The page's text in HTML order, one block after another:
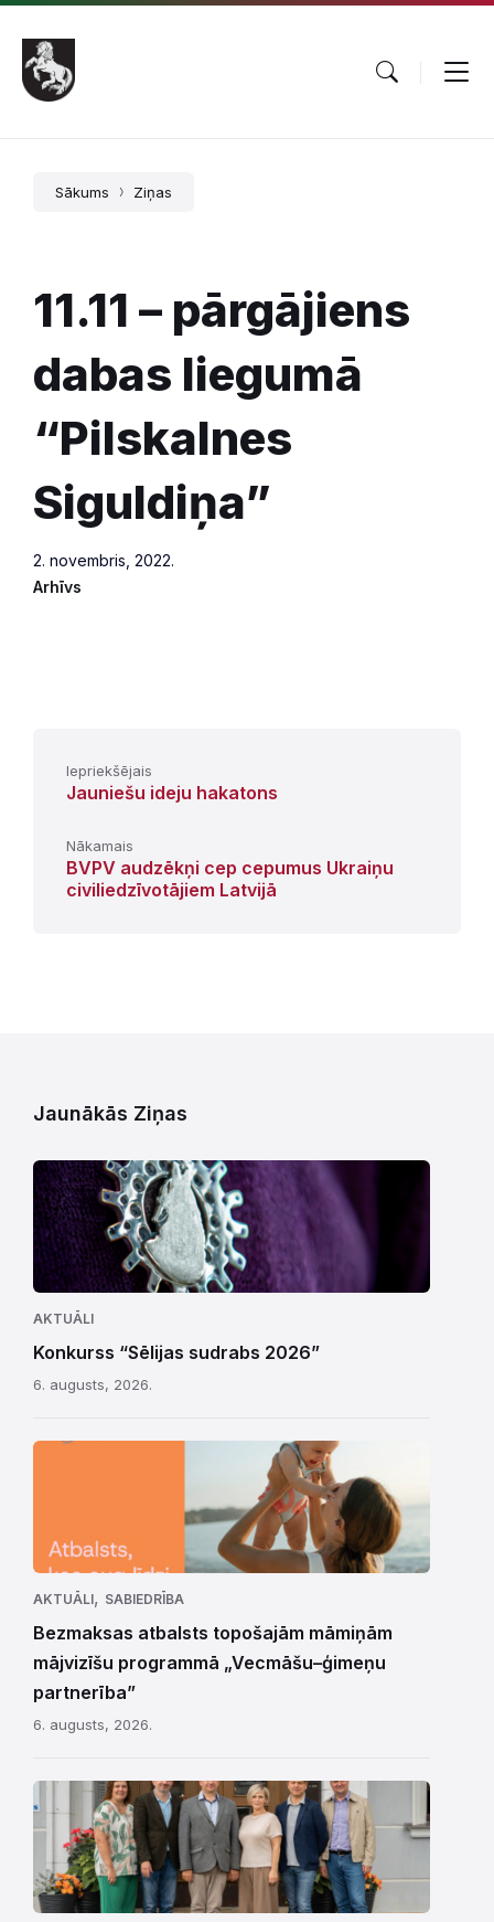
Pāriet
saturu
Skip
main
navigation
Skip
footer
Sākums Ziņas
11.11 – pārgājiens
dabas liegumā
“Pilskalnes
Siguldiņa”
2. novembris, 2022.
Arhīvs
Iepriekšējais
Jauniešu ideju hakatons
Nākamais
BVPV audzēkņi cep cepumus Ukraiņu
civiliedzīvotājiem Latvijā
Jaunākās Ziņas
AKTUĀLI
Konkurss “Sēlijas sudrabs 2026”
6. augusts, 2026.
AKTUĀLI, SABIEDRĪBA
Bezmaksas atbalsts topošajām māmiņām
mājvizīšu programmā „Vecmāšu–ģimeņu
partnerība”
6. augusts, 2026.